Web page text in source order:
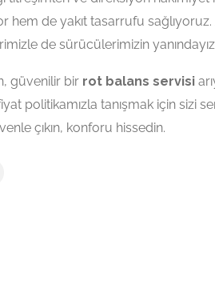
hem de yakıt tasarrufu sağlıyoruz.
de sürücülerimizin
güvenilir bir rot balans servisi
politikamızla tanışmak için sizi
çıkın, konforu hissedin.